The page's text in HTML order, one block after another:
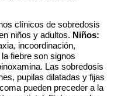
clínicos de sobredosis
niños y adultos. Niños:
incoordinación,
fiebre son signos
Las sobredosis
pupilas dilatadas y fijas
pueden preceder a la